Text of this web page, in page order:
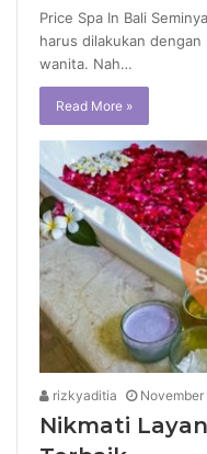
Price Spa In Bali
harus dilakukan
wanita. Nah…
Read More »
rizkyaditia November
Nikmati